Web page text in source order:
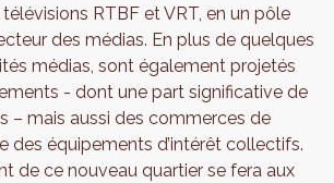
télévisions RTBF et VRT, en un pôle
des médias. En plus de quelques
médias, sont également projetés
- dont une part significative de
– mais aussi des commerces de
des équipements d’intérêt collectifs.
de ce nouveau quartier se fera aux